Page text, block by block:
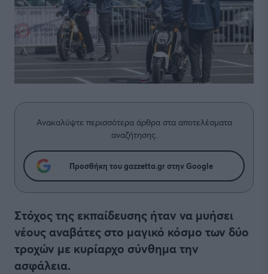
Ανακαλύψτε περισσότερα άρθρα στα αποτελέσματα
αναζήτησης.
Προσθήκη του gazzetta.gr στην Google
Στόχος της εκπαίδευσης ήταν να μυήσει
νέους αναβάτες στο μαγικό κόσμο των δύο
τροχών με κυρίαρχο σύνθημα την
ασφάλεια.